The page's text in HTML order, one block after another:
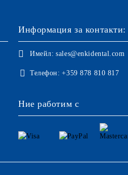
Информация за контакти:
Имейл: sales@enkidental.com
Телефон: +359 878 810 817
Ние работим с